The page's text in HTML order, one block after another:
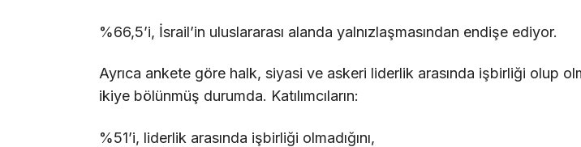
%66,5’i, İsrail’in uluslararası alanda yalnızlaşmasından endişe ediyor.
Ayrıca ankete göre halk, siyasi ve askeri liderlik arasında işbirliği olup
ikiye bölünmüş durumda. Katılımcıların:
%51’i, liderlik arasında işbirliği olmadığını,